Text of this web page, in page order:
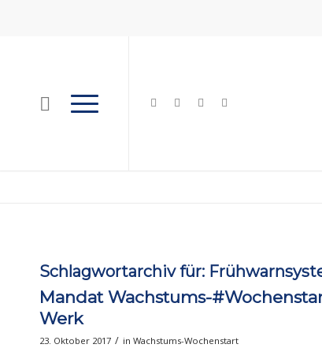
Schlagwortarchiv für:
Mandat Wachstums-
Werk
23. Oktober 2017 / in Wachstums-Wochenstart